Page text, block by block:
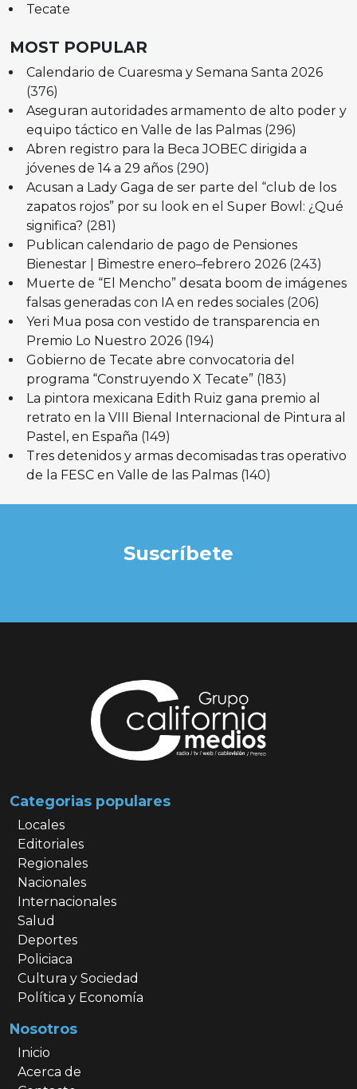
Tecate
MOST POPULAR
Calendario de Cuaresma y Semana Santa 2026
(376)
Aseguran autoridades armamento de alto poder y
equipo táctico en Valle de las Palmas (296)
Abren registro para la Beca JOBEC dirigida a
jóvenes de 14 a 29 años (290)
Acusan a Lady Gaga de ser parte del “club de los
zapatos rojos” por su look en el Super Bowl: ¿Qué
significa? (281)
Publican calendario de pago de Pensiones
Bienestar | Bimestre enero–febrero 2026 (243)
Muerte de “El Mencho” desata boom de imágenes
falsas generadas con IA en redes sociales (206)
Yeri Mua posa con vestido de transparencia en
Premio Lo Nuestro 2026 (194)
Gobierno de Tecate abre convocatoria del
programa “Construyendo X Tecate” (183)
La pintora mexicana Edith Ruiz gana premio al
retrato en la VIII Bienal Internacional de Pintura al
Pastel, en España (149)
Tres detenidos y armas decomisadas tras operativo
de la FESC en Valle de las Palmas (140)
Suscríbete
Categorias populares
Locales
Editoriales
Regionales
Nacionales
Internacionales
Salud
Deportes
Policiaca
Cultura y Sociedad
Política y Economía
Nosotros
Inicio
Acerca de